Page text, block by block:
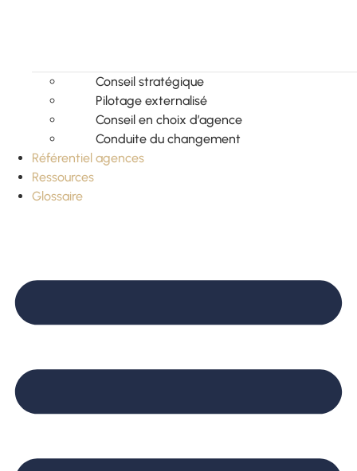
Conseil stratégique
Pilotage externalisé
Conseil en choix d’agence
Conduite du changement
Référentiel agences
Ressources
Glossaire